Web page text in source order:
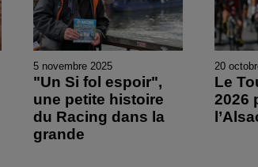
5 novembre 2025
"Un Si fol espoir",
une petite histoire
du Racing dans la
grande
20
Le
2026